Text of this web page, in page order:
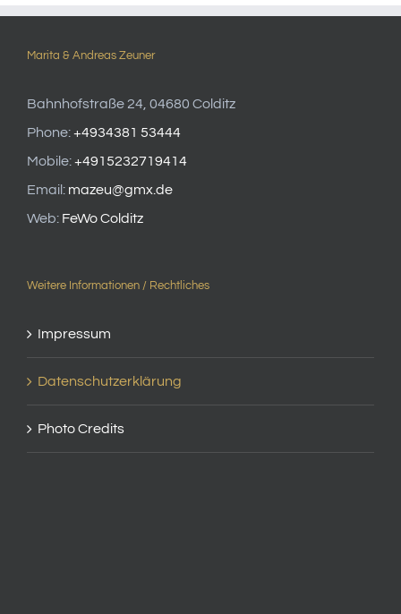
Marita & Andreas Zeuner
Bahnhofstraße 24, 04680 Colditz
Phone:+4934381 53444
Mobile:+4915232719414
Email: mazeu@gmx.de
Web: FeWo Colditz
Weitere Informationen / Rechtliches
Impressum
Datenschutzerklärung
Photo Credits